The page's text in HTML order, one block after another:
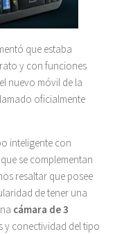
que estaba
y con funciones
nuevo móvil de la
oficialmente
inteligente con
se complementan
resaltar que posee
de tener una
cámara de 3
y conectividad del tipo